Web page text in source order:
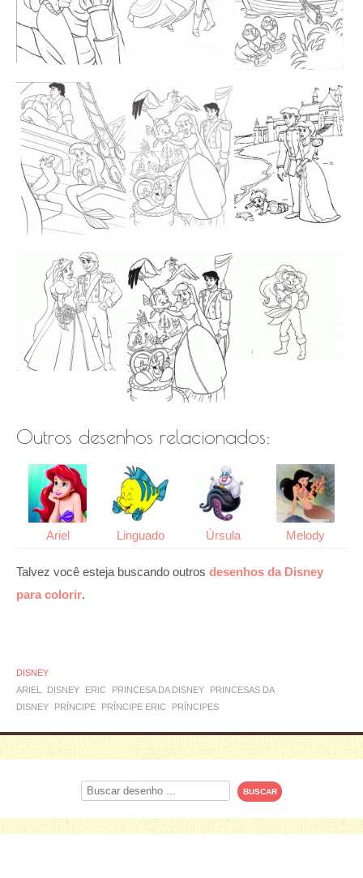
Outros desenhos relacionados:
Ariel Linguado Úrsula Melody
Talvez você esteja buscando outros desenhos da Disney
para colorir.
DISNEY
ARIEL
DISNEY ERIC PRINCESA DA DISNEY
PRINCESAS DA
DISNEY
PRÍNCIPE PRÍNCIPE ERIC PRÍNCIPES
Procurar